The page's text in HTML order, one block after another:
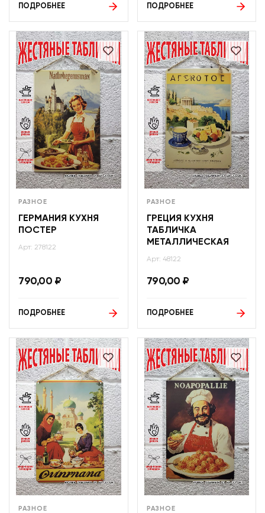
ПОДРОБНЕЕ ПОДРОБНЕЕ
РАЗНОЕ
ГЕРМАНИЯ КУХНЯ
ПОСТЕР
Арт: 278122
790,00 ₽
ПОДРОБНЕЕ
РАЗНОЕ
ГРЕЦИЯ КУХНЯ
ТАБЛИЧКА
МЕТАЛЛИЧЕСКАЯ
Арт: 48122
790,00 ₽
ПОДРОБНЕЕ
РАЗНОЕ РАЗНОЕ